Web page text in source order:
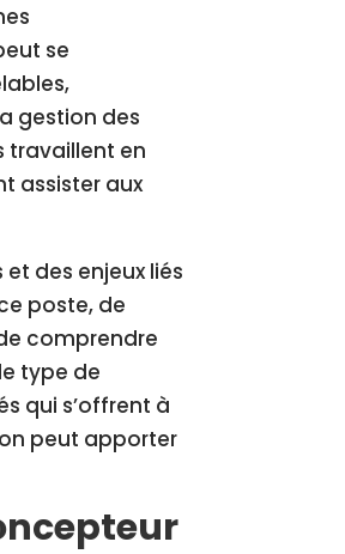
se
gestion des
travaillent en
assister aux
des enjeux liés
poste, de
comprendre
type de
qui s’offrent à
peut apporter